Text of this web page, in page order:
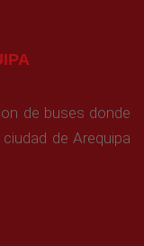
de buses donde
de Arequipa